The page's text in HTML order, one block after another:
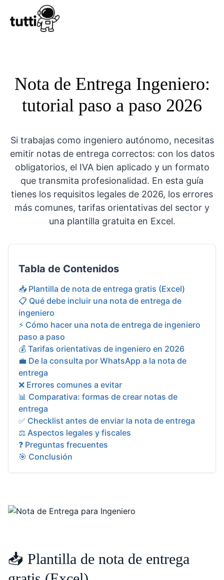
Nota de Entrega Ingeniero:
tutorial paso a paso 2026
Si trabajas como ingeniero autónomo, necesitas
emitir notas de entrega correctos: con los datos
obligatorios, el IVA bien aplicado y un formato
que transmita profesionalidad. En esta guía
tienes los requisitos legales de 2026, los errores
más comunes, tarifas orientativas del sector y
una plantilla gratuita en Excel.
Tabla de Contenidos
📥 Plantilla de nota de entrega gratis (Excel)
📋 Qué debe incluir una nota de entrega de
ingeniero
⚡ Cómo hacer una nota de entrega de ingeniero
paso a paso
💰 Tarifas orientativas de ingeniero en 2026
💼 De la consulta por WhatsApp a la nota de
entrega
❌ Errores comunes a evitar
📊 Comparativa: formas de crear notas de
entrega
✅ Checklist antes de enviar la nota de entrega
⚖️ Aspectos legales y fiscales
❓ Preguntas frecuentes
🎯 Conclusión
📥 Plantilla de nota de entrega